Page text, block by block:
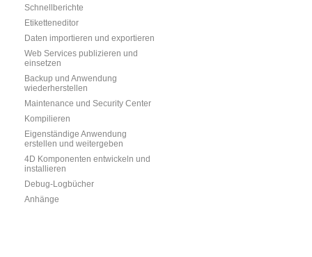
Schnellberichte
Etiketteneditor
Daten importieren und exportieren
Web Services publizieren und
einsetzen
Backup und Anwendung
wiederherstellen
Maintenance und Security Center
Kompilieren
Eigenständige Anwendung
erstellen und weitergeben
4D Komponenten entwickeln und
installieren
Debug-Logbücher
Anhänge